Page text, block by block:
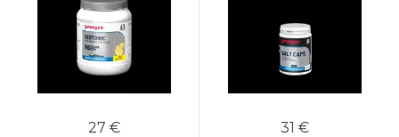
27 € 31 €